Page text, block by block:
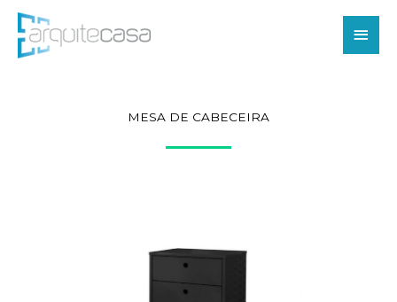
para
MESA DE CABECEIRA